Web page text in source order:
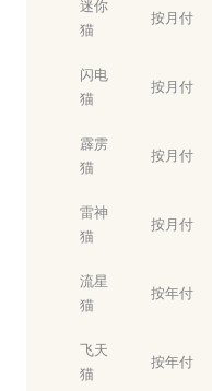
迷你
猫
按月付
闪电
猫
按月付
霹雳
猫
按月付
雷神
猫
按月付
流星
猫
按年付
飞天
猫
按年付